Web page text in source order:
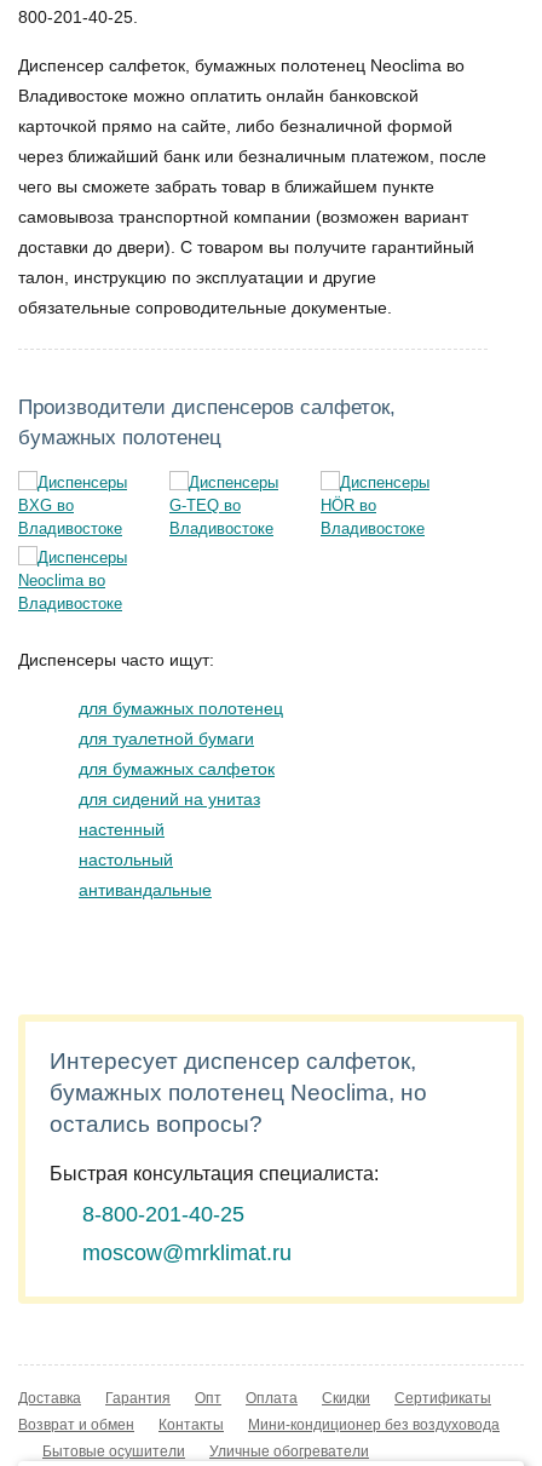
800-201-40-25.
Диспенсер салфеток, бумажных полотенец Neoclima во
Владивостоке можно оплатить онлайн банковской
карточкой прямо на сайте, либо безналичной формой
через ближайший банк или безналичным платежом, после
чего вы сможете забрать товар в ближайшем пункте
самовывоза транспортной компании (возможен вариант
доставки до двери). С товаром вы получите гарантийный
талон, инструкцию по эксплуатации и другие
обязательные сопроводительные документые.
Производители диспенсеров салфеток,
бумажных полотенец
Диспенсеры часто ищут:
для бумажных полотенец
для туалетной бумаги
для бумажных салфеток
для сидений на унитаз
настенный
настольный
антивандальные
Интересует диспенсер салфеток,
бумажных полотенец Neoclima, но
остались вопросы?
Быстрая консультация специалиста:
8-800-201-40-25
moscow@mrklimat.ru
Доставка Гарантия Опт Оплата Скидки
Сертификаты
Возврат и обмен
Контакты
Мини-кондиционер без воздуховода
Бытовые осушители
Уличные обогреватели